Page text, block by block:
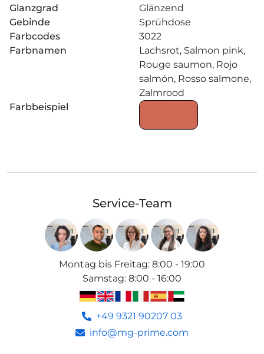
Glanzgrad
Glänzend
Gebinde
Sprühdose
Farbcodes
3022
Farbnamen
Lachsrot, Salmon pink,
Rouge saumon, Rojo
salmón, Rosso salmone,
Zalmrood
Farbbeispiel
Service-Team
Montag bis Freitag: 8:00 - 19:00
Samstag: 8:00 - 16:00
+49 9321 90207 03
info@mg-prime.com